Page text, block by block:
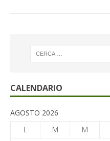
CALENDARIO
AGOSTO 2026
L
M M